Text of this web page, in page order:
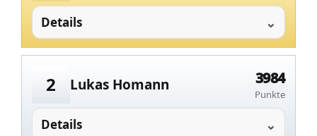
Details
2 Lukas Homann 3984
Punkte
Details